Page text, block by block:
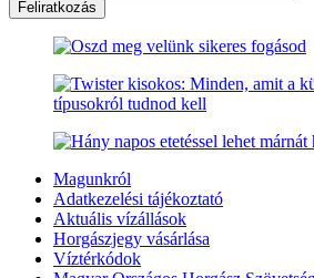
Magunkról
Adatkezelési tájékoztató
Aktuális vízállások
Horgászjegy vásárlása
Víztérkódok